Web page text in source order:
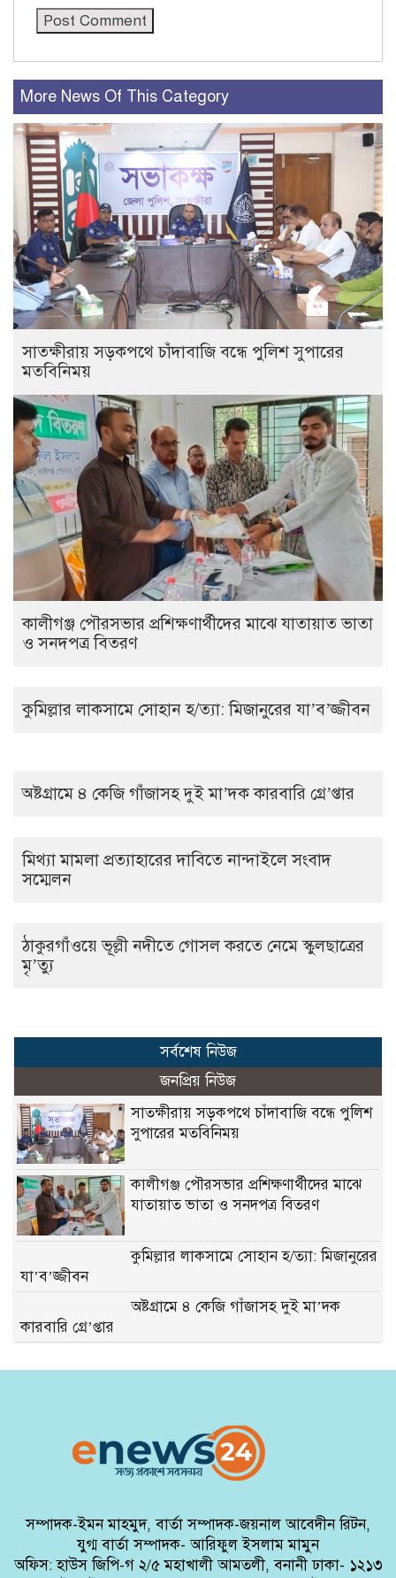
More News Of This Category
সাতক্ষীরায় সড়কপথে চাঁদাবাজি বন্ধে পুলিশ সুপারের
মতবিনিময়
কালীগঞ্জ পৌরসভার প্রশিক্ষণার্থীদের মাঝে যাতায়াত ভাতা
ও সনদপত্র বিতরণ
কুমিল্লার লাকসামে সোহান হ/ত্যা: মিজানুরের যা’ব’জ্জীবন
অষ্টগ্রামে ৪ কেজি গাঁজাসহ দুই মা’দক কারবারি গ্রে’প্তার
মিথ্যা মামলা প্রত্যাহারের দাবিতে নান্দাইলে সংবাদ
সম্মেলন
ঠাকুরগাঁওয়ে ভূল্লী নদীতে গোসল করতে নেমে স্কুলছাত্রের
মৃ’ত্যু
সর্বশেষ নিউজ
জনপ্রিয় নিউজ
সাতক্ষীরায় সড়কপথে চাঁদাবাজি বন্ধে পুলিশ
সুপারের মতবিনিময়
কালীগঞ্জ পৌরসভার প্রশিক্ষণার্থীদের মাঝে
যাতায়াত ভাতা ও সনদপত্র বিতরণ
কুমিল্লার লাকসামে সোহান হ/ত্যা: মিজানুরের
যা’ব’জ্জীবন
অষ্টগ্রামে ৪ কেজি গাঁজাসহ দুই মা’দক
কারবারি গ্রে’প্তার
ঠাকুরগাঁওয়ে ভূল্লী নদীতে গোসল করতে
নেমে স্কুলছাত্রের মৃ’ত্যু
কৃষক সমাবেশ ও স্মারকলিপি প্রদান
চা শ্রমিকদের ন্যূনতম মজুরি পুনর্র্নিধারণের
সম্পাদক-ইমন মাহমুদ, বার্তা সম্পাদক-জয়নাল আবেদীন রিটন,
যুগ্ম বার্তা সম্পাদক- আরিফুল ইসলাম মামুন
অফিস: হাউস জিপি-গ ২/৫ মহাখালী আমতলী, বনানী ঢাকা- ১২১৩